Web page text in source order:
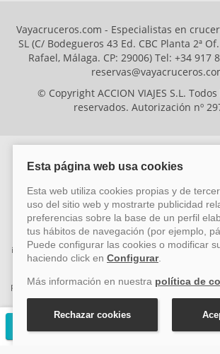
Vayacruceros.com - Especialistas en
SL (C/ Bodegueros 43 Ed. CBC Planta 2ª
Rafael, Málaga. CP: 29006) Tel: +34 917
© Copyright ACCION VIAJES S.L.
reservados. Autorización nº
ACCION VIAJES SL ha sido beneficiaria del Fondo
Regional (FEDER), cuyo objetivo es mejorar la
mediante el impulso de la innovación, el
investigación de calidad y el uso seguro y fiable del
esta financiación, la empresa ha puesto en
promoviendo la innovación y la ciberseguridad. Para
apoyo de los programas Pyme Innova y Pyme
de Comercio de Málaga.